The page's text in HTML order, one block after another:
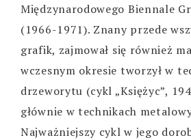
Międzynarodowego Biennale
(1966-1971). Znany przede
grafik, zajmował się również
wczesnym okresie tworzył w
drzeworytu (cykl „Księżyc”,
głównie w technikach
Najważniejszy cykl w jego